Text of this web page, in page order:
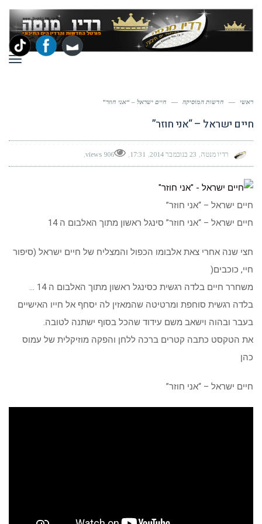
ראשי — חדשות המוסיקה — חיים ישראל – “אני חוזר”
חיים ישראל – “אני חוזר”
רדיו מנטה 23 בנובמבר 2014 17:31
906 views
חיים ישראל – “אני חוזר”
חיים ישראל – “אני חוזר” סינגל ראשון מתוך האלבום ה 14
חצי שנה אחרי צאת אלבומו הכפול והמצליח של חיים ישראל (סיפור
חיי, כוכבים(
משחרר חיים בלדה רגשית כסינגל ראשון מתוך האלבום ה 14 …
בלדה רגשית סוחפת ומרטיטה שהמאזין לה יסחף אל חייו האישיים
בעבר ובהוה וישאב משם עידוד שהכל בסוף ישתנה לטובה.
את הטקסט כתבה קטרים ברכה ללחן והפקה מוזיקלית של עמוס
כהן
חיים ישראל – “אני חוזר”